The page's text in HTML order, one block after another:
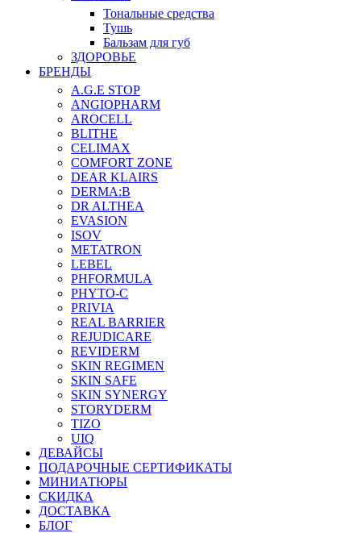
Тональные средства
Тушь
Бальзам для губ
ЗДОРОВЬЕ
БРЕНДЫ
A.G.E STOP
ANGIOPHARM
AROCELL
BLITHE
CELIMAX
COMFORT ZONE
DEAR KLAIRS
DERMA:B
DR ALTHEA
EVASION
ISOV
METATRON
LEBEL
PHFORMULA
PHYTO-C
PRIVIA
REAL BARRIER
REJUDICARE
REVIDERM
SKIN REGIMEN
SKIN SAFE
SKIN SYNERGY
STORYDERM
TIZO
UIQ
ДЕВАЙСЫ
ПОДАРОЧНЫЕ СЕРТИФИКАТЫ
МИНИАТЮРЫ
СКИДКА
ДОСТАВКА
БЛОГ